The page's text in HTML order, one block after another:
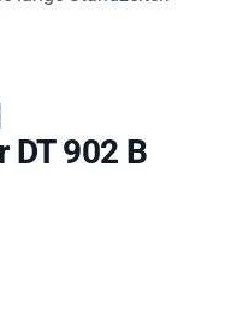
DT 902 B